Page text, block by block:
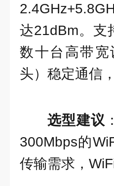
达21dBm。支
数十台高带
头）稳定通信
选型建议
300Mbps的
传输需求，